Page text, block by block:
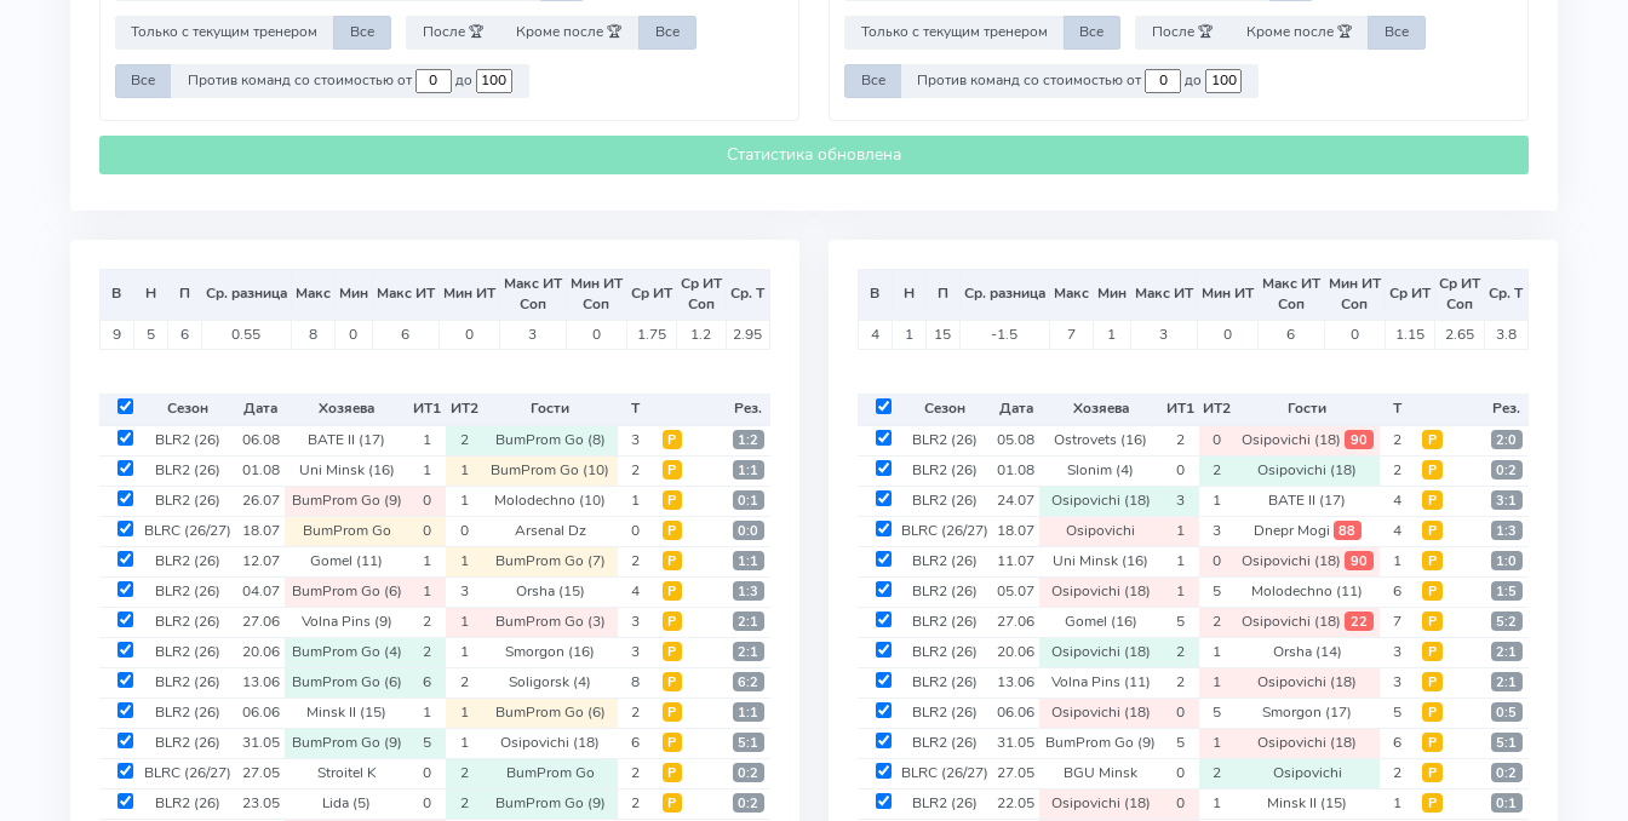
Только с текущим тренером Все После 🏆 Кроме после 🏆 Все
Все Против команд со стоимостью от до
Только с текущим тренером Все После 🏆 Кроме после 🏆 Все
Все Против команд со стоимостью от до
Статистика обновлена
В Н П Ср. разница Макс Мин Макс ИТ Мин ИТ Макс ИТ
Соп
Мин ИТ
Соп
Ср ИТ Ср ИТ
Соп
Ср. Т
9 5 6 0.55 8 0 6 0 3 0 1.75 1.2 2.95
Сезон Дата Хозяева ИТ1 ИТ2 Гости Т
Рез.
BLR2 (26) 06.08 BATE II (17) 1 2 BumProm Go (8) 3 Р 1:2
BLR2 (26) 01.08 Uni Minsk (16) 1 1 BumProm Go (10) 2 Р 1:1
BLR2 (26) 26.07 BumProm Go (9) 0 1 Molodechno (10) 1 Р 0:1
BLRC (26/27) 18.07 BumProm Go 0 0 Arsenal Dz 0 Р 0:0
BLR2 (26) 12.07 Gomel (11) 1 1 BumProm Go (7) 2 Р 1:1
BLR2 (26) 04.07 BumProm Go (6) 1 3 Orsha (15) 4 Р 1:3
BLR2 (26) 27.06 Volna Pins (9) 2 1 BumProm Go (3) 3 Р 2:1
BLR2 (26) 20.06 BumProm Go (4) 2 1 Smorgon (16) 3 Р 2:1
BLR2 (26) 13.06 BumProm Go (6) 6 2 Soligorsk (4) 8 Р 6:2
BLR2 (26) 06.06 Minsk II (15) 1 1 BumProm Go (6) 2 Р 1:1
BLR2 (26) 31.05 BumProm Go (9) 5 1 Osipovichi (18) 6 Р 5:1
BLRC (26/27) 27.05 Stroitel K 0 2 BumProm Go 2 Р 0:2
BLR2 (26) 23.05 Lida (5) 0 2 BumProm Go (9) 2 Р 0:2
В Н П Ср. разница Макс Мин Макс ИТ Мин ИТ Макс ИТ
Соп
Мин ИТ
Соп
Ср ИТ Ср ИТ
Соп
Ср. Т
4 1 15 -1.5 7 1 3 0 6 0 1.15 2.65 3.8
Сезон Дата Хозяева ИТ1 ИТ2 Гости Т
Рез.
BLR2 (26) 05.08 Ostrovets (16) 2 0 Osipovichi (18) 90 2 Р 2:0
BLR2 (26) 01.08 Slonim (4) 0 2 Osipovichi (18) 2 Р 0:2
BLR2 (26) 24.07 Osipovichi (18) 3 1 BATE II (17) 4 Р 3:1
BLRC (26/27) 18.07 Osipovichi 1 3 Dnepr Mogi 88 4 Р 1:3
BLR2 (26) 11.07 Uni Minsk (16) 1 0 Osipovichi (18) 90 1 Р 1:0
BLR2 (26) 05.07 Osipovichi (18) 1 5 Molodechno (11) 6 Р 1:5
BLR2 (26) 27.06 Gomel (16) 5 2 Osipovichi (18) 22 7 Р 5:2
BLR2 (26) 20.06 Osipovichi (18) 2 1 Orsha (14) 3 Р 2:1
BLR2 (26) 13.06 Volna Pins (11) 2 1 Osipovichi (18) 3 Р 2:1
BLR2 (26) 06.06 Osipovichi (18) 0 5 Smorgon (17) 5 Р 0:5
BLR2 (26) 31.05 BumProm Go (9) 5 1 Osipovichi (18) 6 Р 5:1
BLRC (26/27) 27.05 BGU Minsk 0 2 Osipovichi 2 Р 0:2
BLR2 (26) 22.05 Osipovichi (18) 0 1 Minsk II (15) 1 Р 0:1